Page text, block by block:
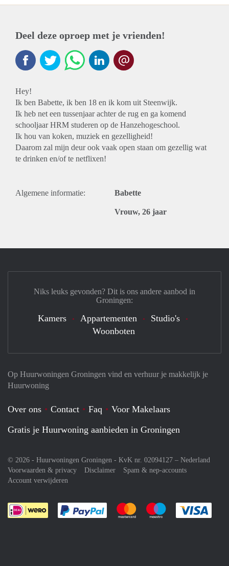
Deel deze oproep met je vrienden!
Hey!
Ik ben Babette, ik ben 18 en ik kom uit Steenwijk.
Ik heb net een tussenjaar achter de rug en ga komend
schooljaar HRM studeren op de Hanzehogeschool.
Ik hou van koken, muziek en gezelligheid!
Daarom zal mijn deur ook vaak open staan om gezellig wat
te drinken en/of te netflixen!
Algemene informatie: Babette
Vrouw, 26 jaar
Op Huurwoningen Groningen vind en verhuur je makkelijk je
Huurwoning
Over ons Contact Faq
Voor Makelaars
Gratis je Huurwoning aanbieden in Groningen
© 2026 - Huurwoningen Groningen - KvK nr. 02094127 – Nederland
Voorwaarden & privacy
Disclaimer
Spam & nep-accounts
Account verwijderen
Je rekent gemakkelijk af met Paypal
Je rekent gemakkelijk af met
Je rekent
Niks leuks gevonden? Dit is ons andere aanbod in
Groningen:
Kamers Appartementen
Studio's
Woonboten